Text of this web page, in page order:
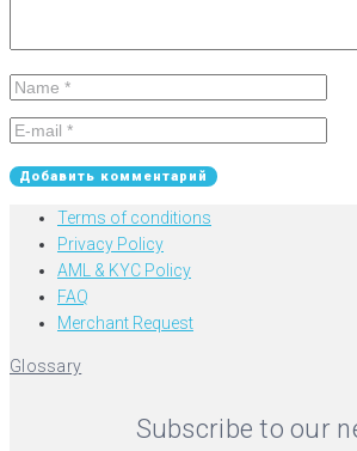
Terms of conditions
Privacy Policy
AML & KYC Policy
FAQ
Merchant Request
Glossary
Subscribe to our